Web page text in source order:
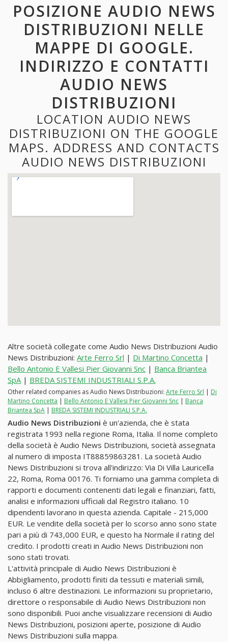
POSIZIONE AUDIO NEWS
DISTRIBUZIONI NELLE
MAPPE DI GOOGLE.
INDIRIZZO E CONTATTI
AUDIO NEWS
DISTRIBUZIONI
LOCATION AUDIO NEWS
DISTRIBUZIONI ON THE GOOGLE
MAPS. ADDRESS AND CONTACTS
AUDIO NEWS DISTRIBUZIONI
Altre società collegate come Audio News Distribuzioni Audio
News Distribuzioni: Arte Ferro Srl | Di Martino Concetta |
Bello Antonio E Vallesi Pier Giovanni Snc | Banca Briantea
SpA| BREDA SISTEMI INDUSTRIALI S.P.A.
Other related companies as Audio News Distribuzioni: Arte Ferro Srl | Di
Martino Concetta | Bello Antonio E Vallesi Pier Giovanni Snc | Banca
Briantea SpA | BREDA SISTEMI INDUSTRIALI S.P.A.
Audio News Distribuzioni è un'azienda, che è stata
registrata 1993 nella regione Roma, Italia. Il nome completo
della società è Audio News Distribuzioni, società assegnata
al numero di imposta IT88859863281. La società Audio
News Distribuzioni si trova all'indirizzo: Via Di Villa Lauricella
22, Roma, Roma 00176. Ti forniamo una gamma completa di
rapporti e documenti contenenti dati legali e finanziari, fatti,
analisi e informazioni ufficiali dal Registro italiano. 10
dipendenti lavorano in questa azienda. Capitale - 215,000
EUR. Le vendite della società per lo scorso anno sono state
pari a più di 743,000 EUR, e questo ha Normale il rating del
credito. I prodotti creati in Audio News Distribuzioni non
sono stati trovati.
L'attività principale di Audio News Distribuzioni è
Abbigliamento, prodotti finiti da tessuti e materiali simili,
incluso 6 altre destinazioni. Le informazioni su proprietario,
direttore o responsabile di Audio News Distribuzioni non
sono disponibili. Puoi anche visualizzare recensioni di Audio
News Distribuzioni, posizioni aperte, posizione di Audio
News Distribuzioni sulla mappa.